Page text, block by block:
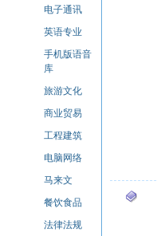
电子通讯
英语专业
手机版语音
库
旅游文化
商业贸易
工程建筑
电脑网络
马来文
餐饮食品
法律法规